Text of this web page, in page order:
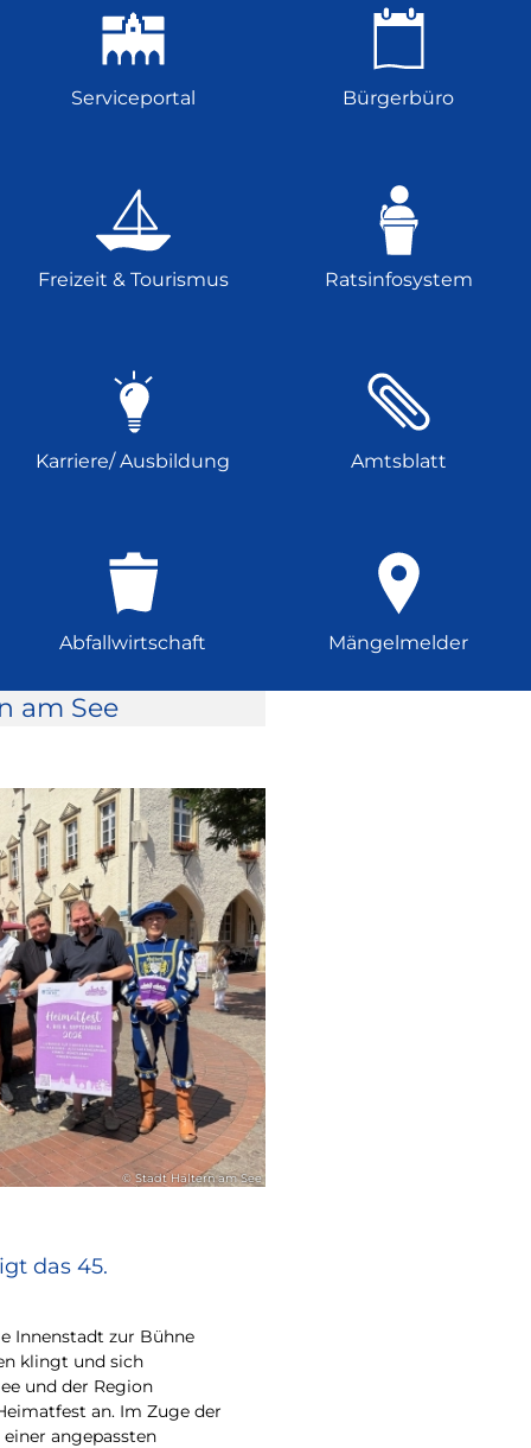
Serviceportal Bürgerbüro
Freizeit & Tourismus Ratsinfosystem
Karriere/ Ausbildung Amtsblatt
Abfallwirtschaft Mängelmelder
am See
© Stadt Haltern am See
das 45.
Innenstadt zur Bühne
klingt und sich
und der Region
an. Im Zuge der
angepassten